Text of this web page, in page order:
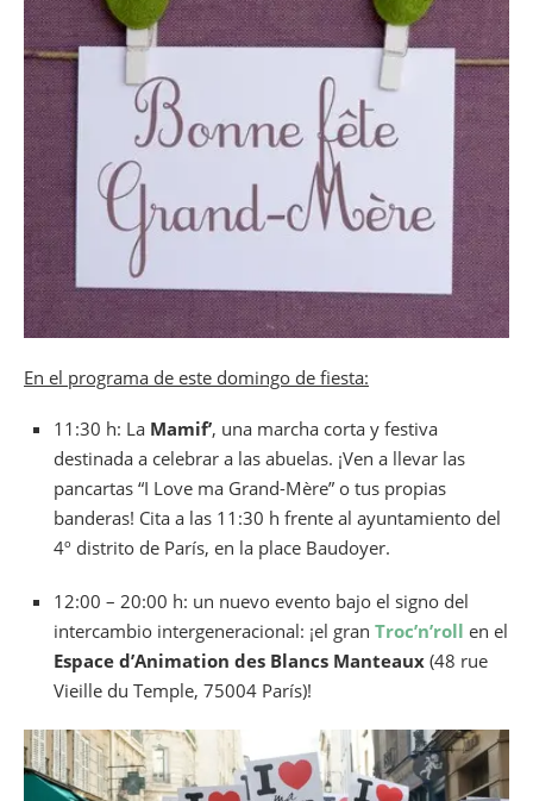
En el programa de este domingo de fiesta:
11:30 h: La Mamif’, una marcha corta y festiva
destinada a celebrar a las abuelas. ¡Ven a llevar las
pancartas “I Love ma Grand-Mère” o tus propias
banderas! Cita a las 11:30 h frente al ayuntamiento del
4º distrito de París, en la place Baudoyer.
12:00 – 20:00 h: un nuevo evento bajo el signo del
intercambio intergeneracional: ¡el gran Troc’n’roll en el
Espace d’Animation des Blancs Manteaux (48 rue
Vieille du Temple, 75004 París)!